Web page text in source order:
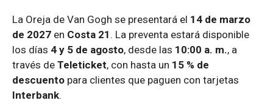
La Oreja de Van Gogh se presentará el 14 de marzo
de 2027 en Costa 21 . La preventa estará disponible
los días 4 y 5 de agosto, desde las 10:00 a. m., a
través de Teleticket, con hasta un 15 % de
descuento para clientes que paguen con tarjetas
Interbank.